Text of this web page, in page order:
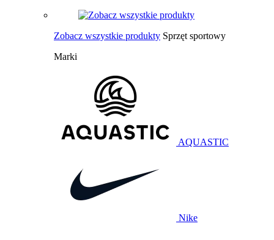
Zobacz wszystkie produkty Sprzęt sportowy
Marki
AQUASTIC
Nike